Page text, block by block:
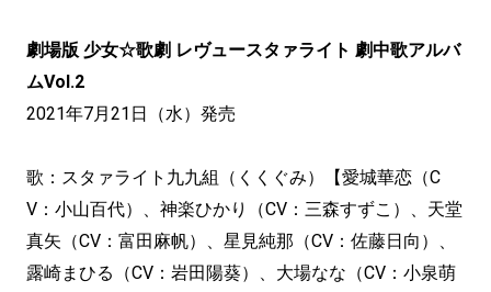
劇場版 少女☆歌劇 レヴュースタァライト 劇中歌アルバ
ムVol.2
2021年7月21日（水）発売
歌：スタァライト九九組（くくぐみ）【愛城華恋（C
V：小山百代）、神楽ひかり（CV：三森すずこ）、天堂
真矢（CV：富田麻帆）、星見純那（CV：佐藤日向）、
露崎まひる（CV：岩田陽葵）、大場なな（CV：小泉萌